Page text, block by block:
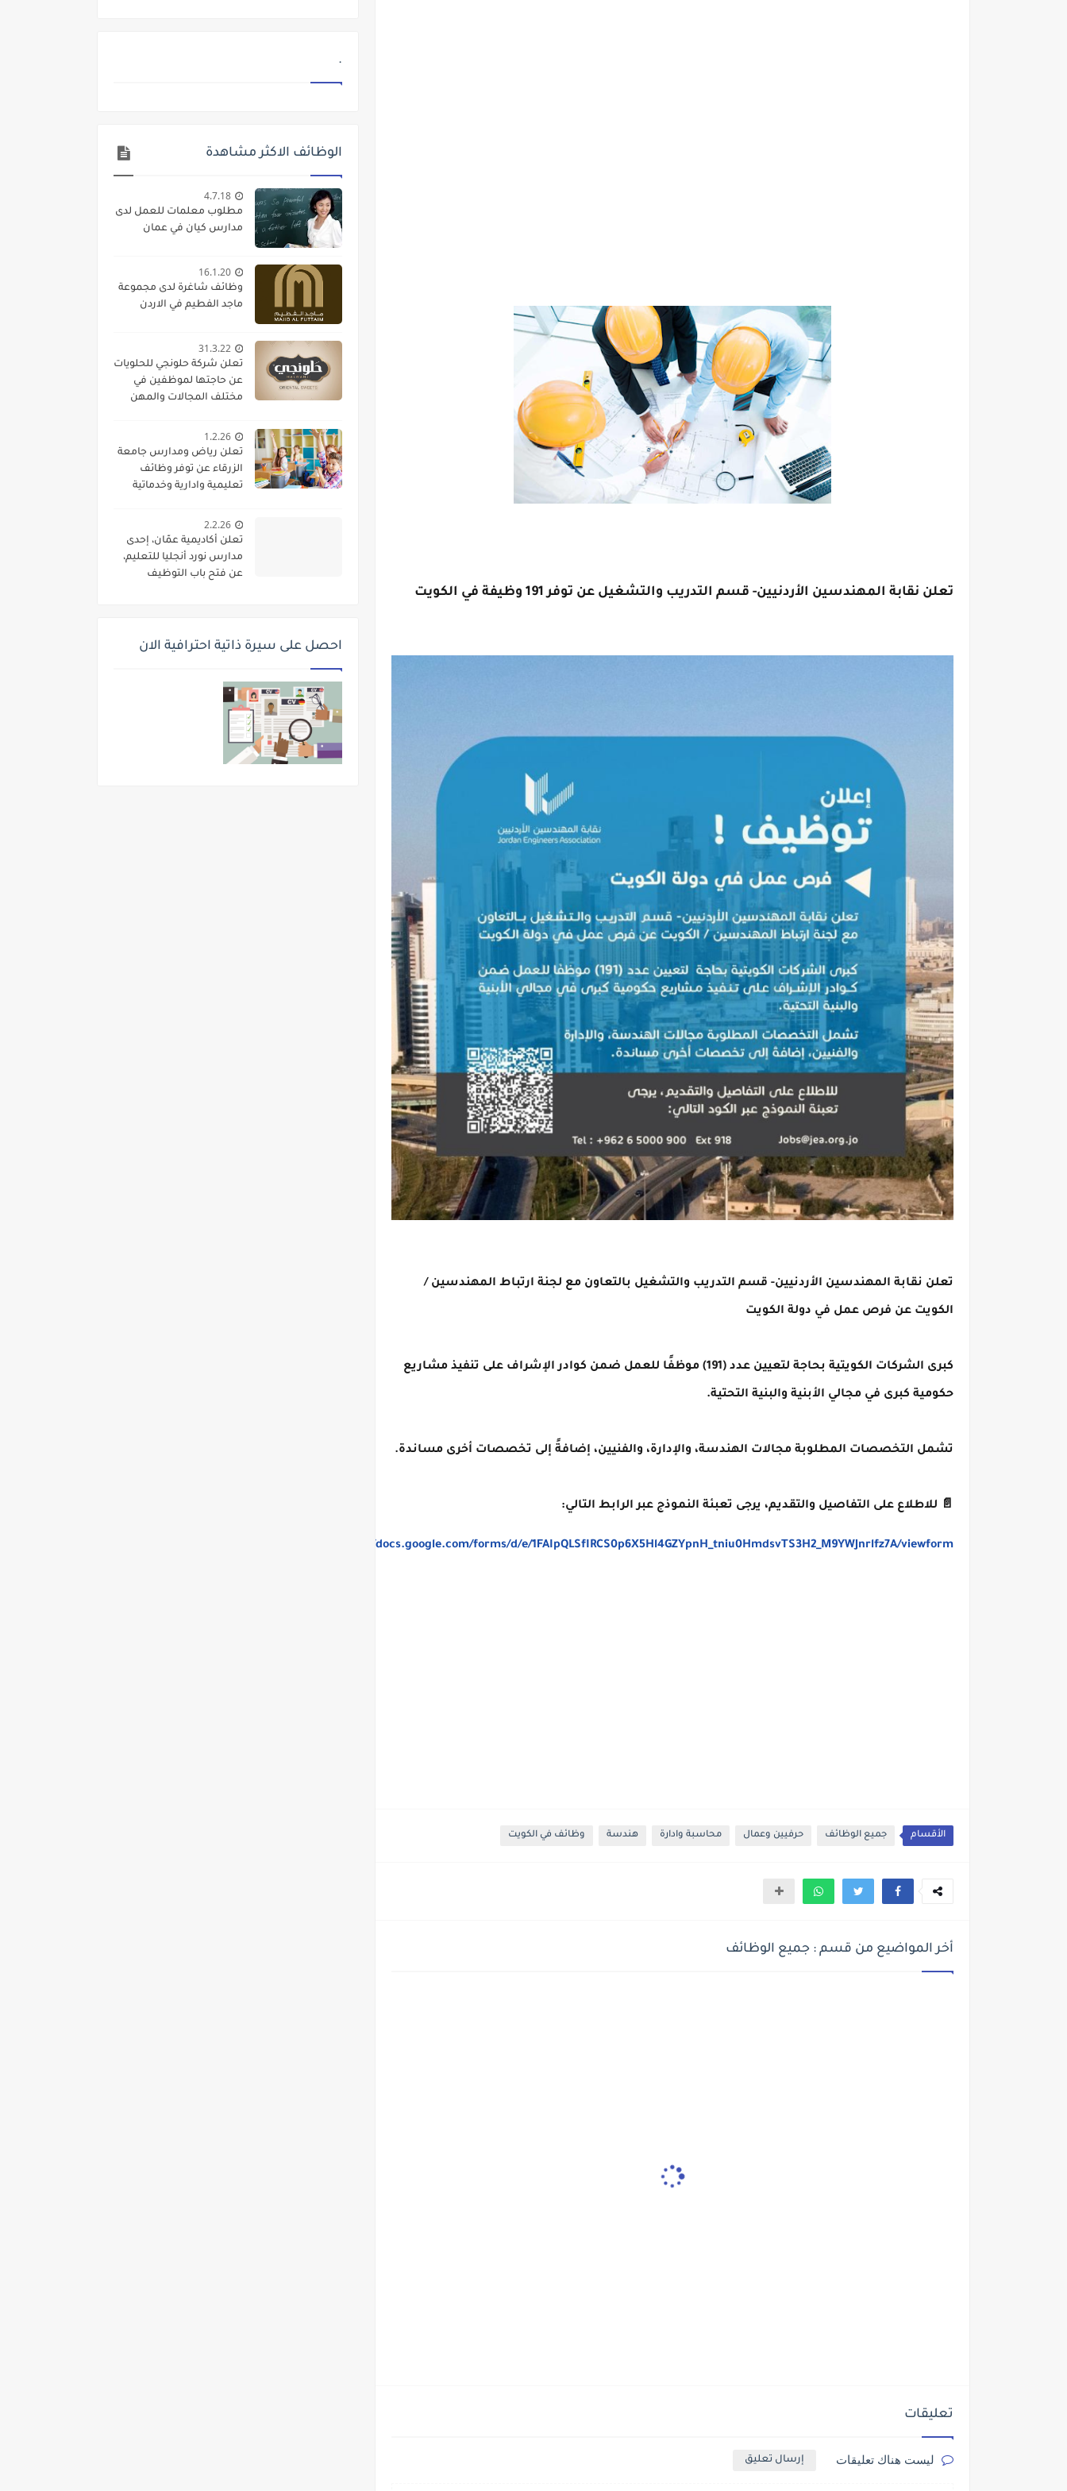
تعلن نقابة المهندسين الأردنيين- قسم التدريب والتشغيل عن توفر 191 وظيفة في الكويت
تعلن نقابة المهندسين الأردنيين- قسم التدريب والتشغيل بالتعاون مع لجنة ارتباط المهندسين /
الكويت عن فرص عمل في دولة الكويت
كبرى الشركات الكويتية بحاجة لتعيين عدد (191) موظفًا للعمل ضمن كوادر الإشراف على تنفيذ مشاريع
حكومية كبرى في مجالي الأبنية والبنية التحتية.
تشمل التخصصات المطلوبة مجالات الهندسة، والإدارة، والفنيين، إضافةً إلى تخصصات أخرى مساندة.
📄 للاطلاع على التفاصيل والتقديم، يرجى تعبئة النموذج عبر الرابط التالي:
https://docs.google.com/forms/d/e/1FAIpQLSfIRCS0p6X5Hl4GZYpnH_tniu0HmdsvTS3H2_M9YWJnrlfz7A/viewform
الأقسام جميع الوظائف حرفيين وعمال محاسبة وادارة هندسة وظائف في الكويت
أخر المواضيع من قسم : جميع الوظائف
تعليقات
ليست هناك تعليقات إرسال تعليق
.
الوظائف الاكثر مشاهدة
4.7.18
مطلوب معلمات للعمل لدى
مدارس كيان في عمان
16.1.20
وظائف شاغرة لدى مجموعة
ماجد الفطيم في الاردن
31.3.22
تعلن شركة حلونجي للحلويات
عن حاجتها لموظفين في
مختلف المجالات والمهن
1.2.26
تعلن رياض ومدارس جامعة
الزرقاء عن توفر وظائف
تعليمية وادارية وخدماتية
2.2.26
تعلن أكاديمية عمّان، إحدى
مدارس نورد أنجليا للتعليم،
عن فتح باب التوظيف
احصل على سيرة ذاتية احترافية الان